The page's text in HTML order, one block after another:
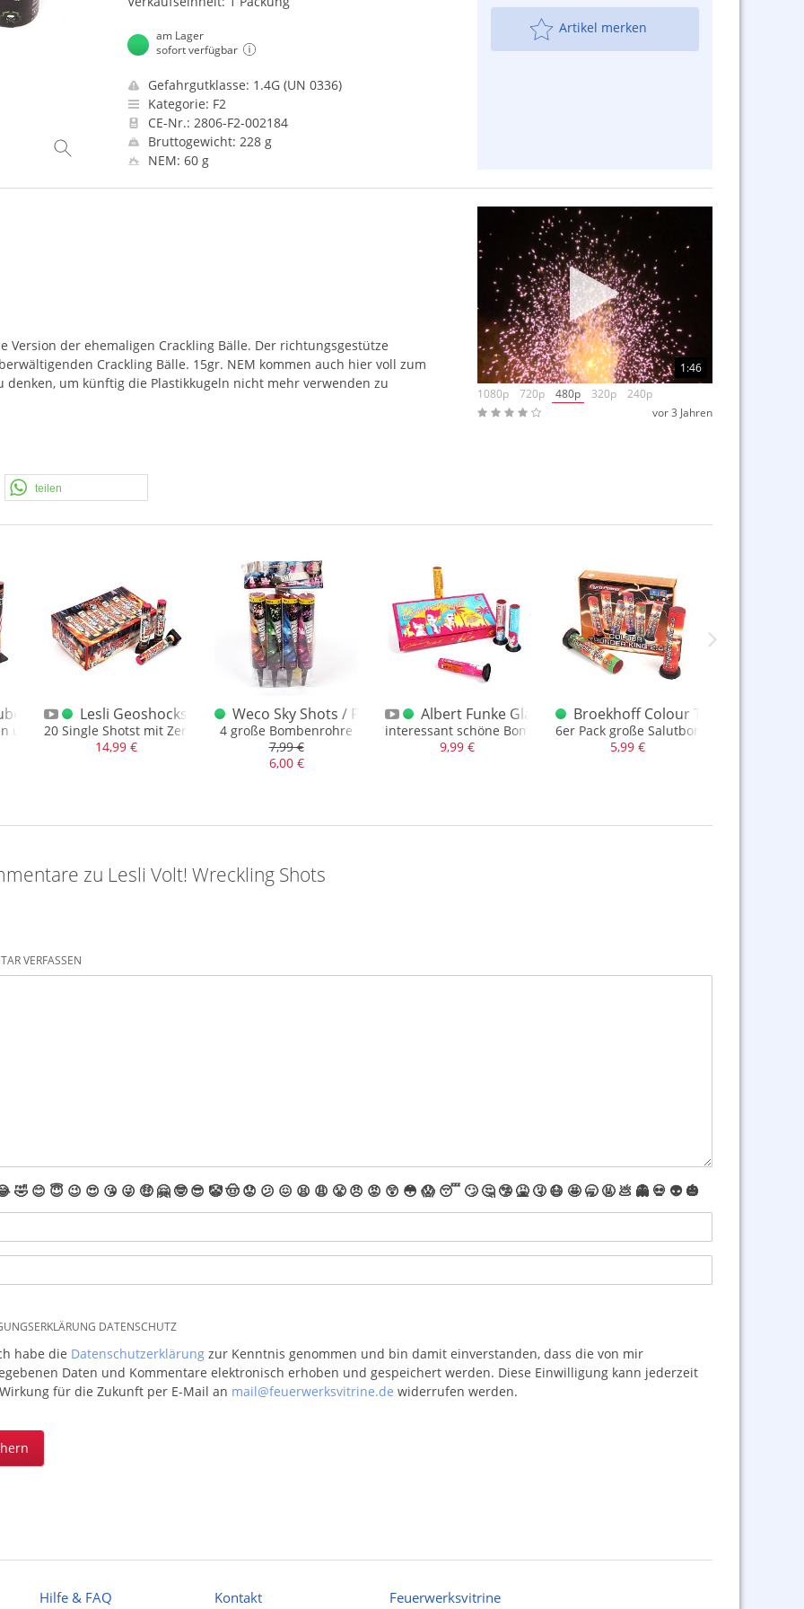
am Lager
sofort verfügbar
Gefahrgutklasse: 1.4G (UN 0336)
Kategorie: F2
CE-Nr.: 2806-F2-002184
Bruttogewicht: 228 g
NEM: 60 g
Artikel merken
der ehemaligen Crackling Bälle. Der richtungsgestütze
Crackling Bälle. 15gr. NEM kommen auch hier voll zum
um künftig die Plastikkugeln nicht mehr verwenden zu
teilen
1:46
1080p
720p 480p 320p
240p
vor 3 Jahren
und Looooooos geht's
Lesli Geoshocks
20 Single Shotst mit Zerlegerbuketts und Feuertöpfen
14,99 €
Weco Sky Shots / Fantastic 4 im PVC Beutel
4 große Bombenrohre
7,99 €
6,00 €
Albert Funke Glamour Shots
interessant schöne Bombenrohre mit viel Effekt
9,99 €
Broekhoff Colour Thunder King
6er Pack große Salutbombenrohre
5,99 €
zu Lesli Volt! Wreckling Shots
VERFASSEN
🤣 😊 😇 😉 😍 😘 😜 🤑 🤗 🤓 😎 🤡🤠 😟 😕 😖 😫 😩 😤 😠 😡 😲 😳 😱 😴 🙄 🤔 🤥 🤮 🤧 😷 🤩 🥱 🤬 💩 👻 💀 👽 🎃
DATENSCHUTZ
habe die Datenschutzerklärungzur Kenntnis genommen und bin damit einverstanden, dass die von mir
Daten und Kommentare elektronisch erhoben und gespeichert werden. Diese Einwilligung kann jederzeit
für die Zukunft per E-Mail an mail@feuerwerksvitrine.de widerrufen werden.
Hilfe & FAQ Kontakt Feuerwerksvitrine